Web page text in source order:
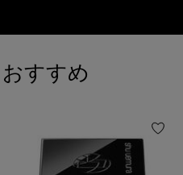
すすめ